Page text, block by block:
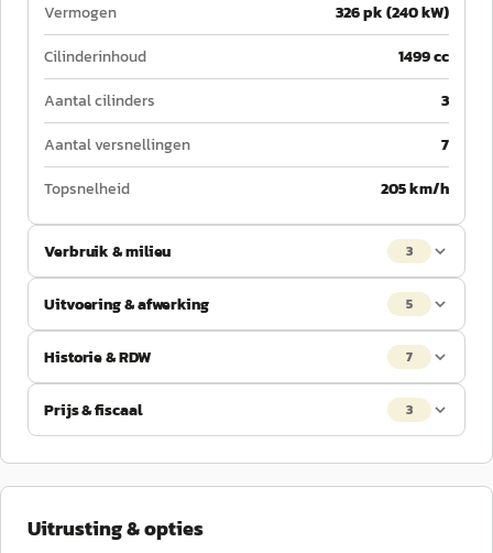
Vermogen
326 pk (240 kW)
Cilinderinhoud
1499 cc
Aantal cilinders
3
Aantal versnellingen
7
Topsnelheid
205 km/h
Verbruik & milieu 3
Uitvoering & afwerking 5
Historie & RDW 7
Prijs & fiscaal 3
Uitrusting & opties